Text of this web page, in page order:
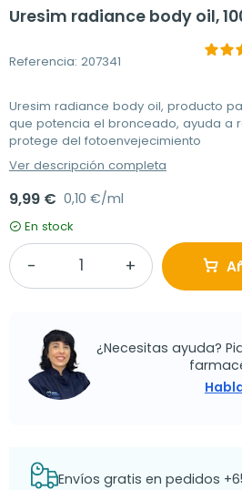
Uresim radiance body oil,
Referencia: 207341
Uresim radiance body oil, producto
que potencia el bronceado, ayuda a
protege del fotoenvejecimiento
Ver descripción completa
9,99 € 0,10 €/ml
En stock
¿Necesitas ayuda?
Envíos gratis en pedidos